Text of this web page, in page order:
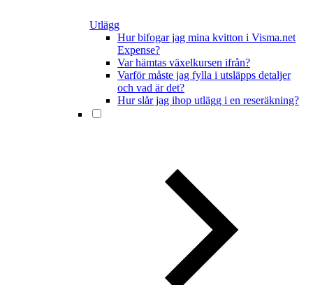
Utlägg
Hur bifogar jag mina kvitton i Visma.net
Expense?
Var hämtas växelkursen ifrån?
Varför måste jag fylla i utsläpps detaljer
och vad är det?
Hur slår jag ihop utlägg i en reseräkning?